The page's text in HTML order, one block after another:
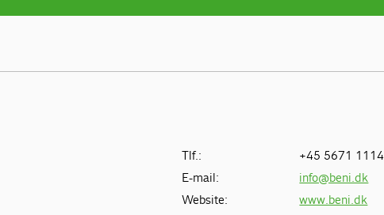
Tlf.:
+45 5671 1114
E-mail:
info@beni.dk
Website:
www.beni.dk